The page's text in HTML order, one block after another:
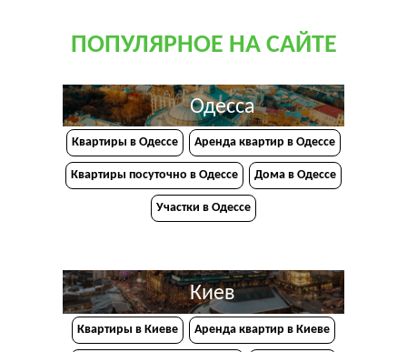
ПОПУЛЯРНОЕ НА САЙТЕ
Одесса
Квартиры в Одессе Аренда квартир в Одессе
Квартиры посуточно в Одессе Дома в Одессе
Участки в Одессе
Киев
Квартиры в Киеве Аренда квартир в Киеве